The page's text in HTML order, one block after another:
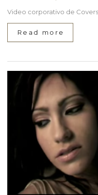
Video corporativo de
Read more